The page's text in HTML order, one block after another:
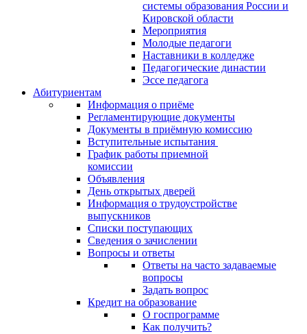
системы образования России и
Кировской области
Мероприятия
Молодые педагоги
Наставники в колледже
Педагогические династии
Эссе педагога
Абитуриентам
Информация о приёме
Регламентирующие документы
Документы в приёмную комиссию
Вступительные испытания
График работы приемной
комиссии
Объявления
День открытых дверей
Информация о трудоустройстве
выпускников
Списки поступающих
Сведения о зачислении
Вопросы и ответы
Ответы на часто задаваемые
вопросы
Задать вопрос
Кредит на образование
О госпрограмме
Как получить?